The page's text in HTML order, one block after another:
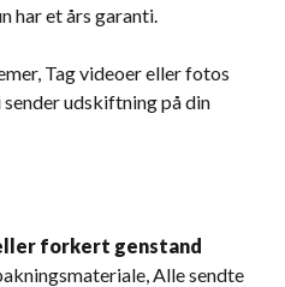
har et års garanti.
Tag videoer eller fotos
udskiftning på din
forkert genstand
Alle sendte